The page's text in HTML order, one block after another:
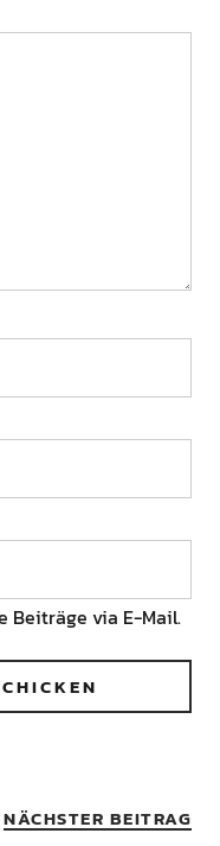
Beiträge via E-Mail.
NÄCHSTER BEITRAG